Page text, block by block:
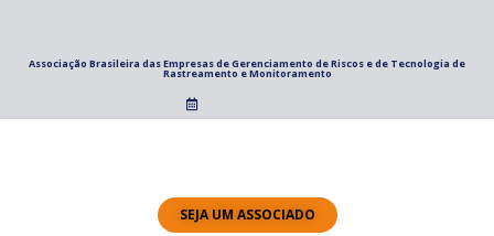
Associação Brasileira das Empresas de Gerenciamento de Riscos e de Tecnologia de
Rastreamento e Monitoramento
SEJA UM ASSOCIADO